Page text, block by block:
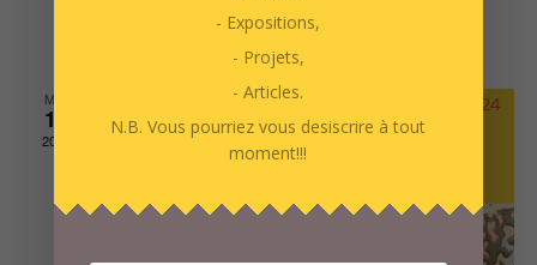
Portes Ouvertes des AAB 2024
MAI
15
2024
- Expositions,
- Projets,
- Articles.
N.B. Vous pourriez vous desiscrire à tout
moment!!!